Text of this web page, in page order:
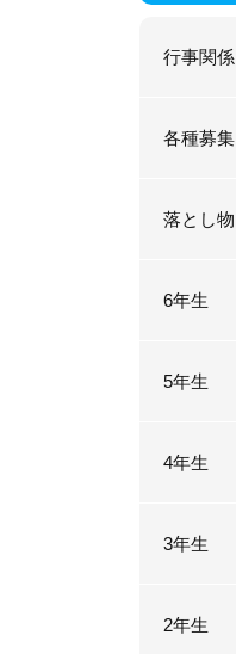
行事関係
各種募集
落とし物
6年生
5年生
4年生
3年生
2年生